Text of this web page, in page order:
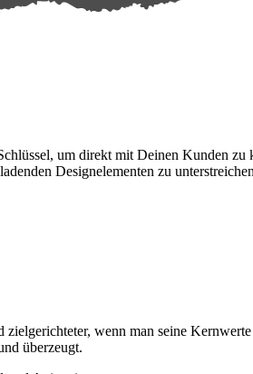
um direkt mit Deinen Kunden
Designelementen zu
wenn man seine
überzeugt.